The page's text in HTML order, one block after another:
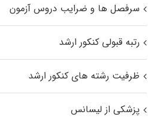
سرفصل ها و ضرایب دروس آزمون
رتبه قبولی کنکور ارشد
ظرفیت رشته های کنکور ارشد
پزشکی از لیسانس